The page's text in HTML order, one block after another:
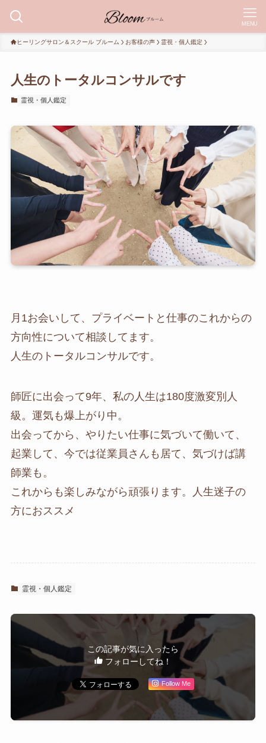
MENU
ヒーリングサロン＆スクール ブルーム お客様の声 霊視・個人鑑定
人生のトータルコンサルです
霊視・個人鑑定
月1お会いして、プライベートと仕事のこれからの
方向性について相談してます。
人生のトータルコンサルです。
師匠に出会って9年、私の人生は180度激変別人
級。運気も爆上がり中。
出会ってから、やりたい仕事に気づいて働いて、
起業して、今では従業員さんも居て、気づけば講
師業も。
これからも楽しみながら頑張ります。人生迷子の
方におススメ
霊視・個人鑑定
この記事が気に入ったら
フォローしてね！
Follow Me